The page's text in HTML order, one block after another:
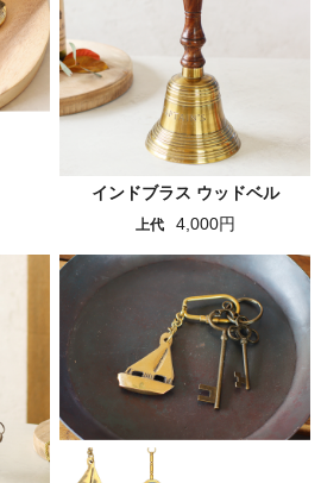
インドブラス ウッドベル
上代 4,000円